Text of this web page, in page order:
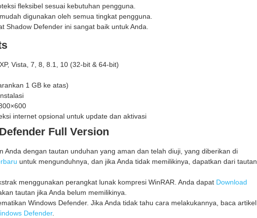
fleksibel sesuai kebutuhan pengguna.
digunakan oleh semua tingkat pengguna.
Shadow Defender ini sangat baik untuk Anda.
Vista, 7, 8, 8.1, 10 (32-bit & 64-bit)
1 GB ke atas)
internet opsional untuk update dan aktivasi
Full Version
Anda dengan tautan unduhan yang aman dan telah diuji, yang diberikan di
untuk mengunduhnya, dan jika Anda tidak memilikinya, dapatkan dari tautan
menggunakan perangkat lunak kompresi WinRAR. Anda dapat Download
tautan jika Anda belum memilikinya.
Windows Defender. Jika Anda tidak tahu cara melakukannya, baca artikel
Defender.